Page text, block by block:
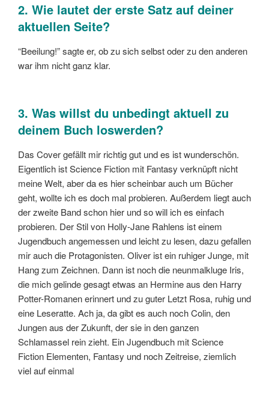
2. Wie lautet der erste Satz auf deiner
aktuellen Seite?
“Beeilung!” sagte er, ob zu sich selbst oder zu den anderen
war ihm nicht ganz klar.
3. Was willst du unbedingt aktuell zu
deinem Buch loswerden?
Das Cover gefällt mir richtig gut und es ist wunderschön.
Eigentlich ist Science Fiction mit Fantasy verknüpft nicht
meine Welt, aber da es hier scheinbar auch um Bücher
geht, wollte ich es doch mal probieren. Außerdem liegt auch
der zweite Band schon hier und so will ich es einfach
probieren. Der Stil von Holly-Jane Rahlens ist einem
Jugendbuch angemessen und leicht zu lesen, dazu gefallen
mir auch die Protagonisten. Oliver ist ein ruhiger Junge, mit
Hang zum Zeichnen. Dann ist noch die neunmalkluge Iris,
die mich gelinde gesagt etwas an Hermine aus den Harry
Potter-Romanen erinnert und zu guter Letzt Rosa, ruhig und
eine Leseratte. Ach ja, da gibt es auch noch Colin, den
Jungen aus der Zukunft, der sie in den ganzen
Schlamassel rein zieht. Ein Jugendbuch mit Science
Fiction Elementen, Fantasy und noch Zeitreise, ziemlich
viel auf einmal